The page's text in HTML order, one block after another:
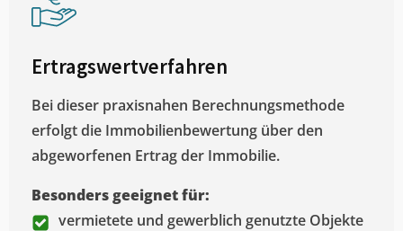
Ertragswertverfahren
Bei dieser praxisnahen Berechnungsmethode
erfolgt die Immobilienbewertung über den
abgeworfenen Ertrag der Immobilie.
Besonders geeignet für:
vermietete und gewerblich genutzte Objekte